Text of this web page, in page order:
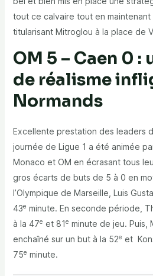
tout ce calvaire tout en
titularisant Mitroglou à la place de
OM 5 – Caen 0 :
de réalisme
Normands
Excellente prestation des leaders
journée de Ligue 1 a été animée
Monaco et OM en écrasant tous
gros écarts de buts de 5 à 0 en
l’Olympique de Marseille, Luis
43e minute. En seconde période,
à la 47e et 81e minute de jeu. Puis,
enchaîné sur un but à la 52e et
75e minute.